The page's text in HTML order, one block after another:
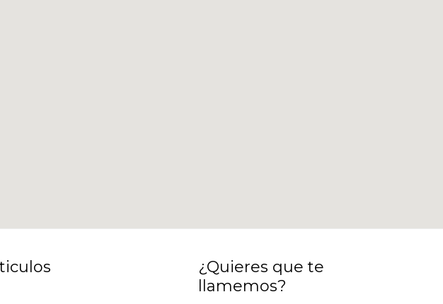
¿Quieres que te
llamemos?